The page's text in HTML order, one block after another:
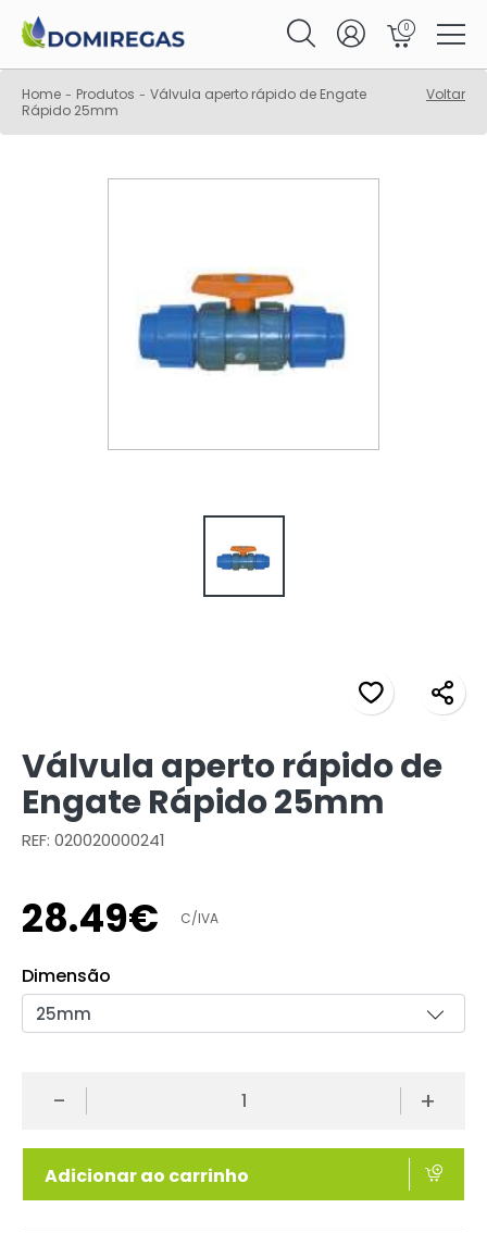
0
Home - Produtos - Válvula aperto rápido de Engate
Rápido 25mm
Voltar
Válvula aperto rápido de
Engate Rápido 25mm
REF: 020020000241
28.49€ C/IVA
Dimensão
- +
Adicionar ao carrinho